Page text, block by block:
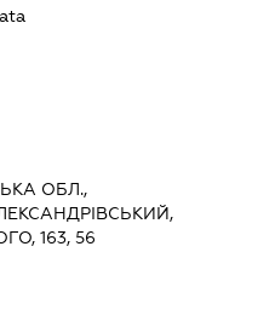
ОБЛ.,
163, 56